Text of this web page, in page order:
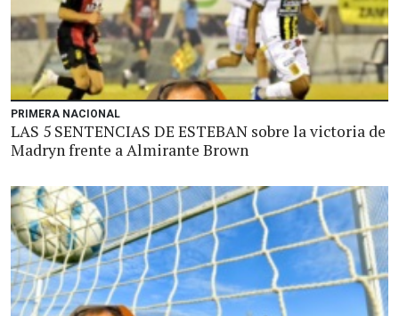
PRIMERA NACIONAL
LAS 5 SENTENCIAS DE ESTEBAN sobre la victoria de
Madryn frente a Almirante Brown